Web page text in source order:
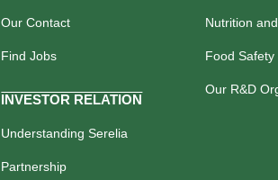
Our Contact
Find Jobs
INVESTOR RELATION
Understanding Serelia
Partnership
Nutrition
Food Safety
Our R&D